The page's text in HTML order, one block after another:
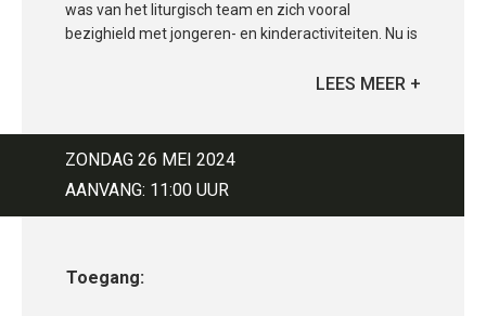
was van het liturgisch team en zich vooral
bezighield met jongeren- en kinderactiviteiten. Nu is
ontmoetingscentrum voor ongedocumenteerde
optreden op verschillende plekken, waaronder -
ZONDAG 26 MEI 2024
AANVANG: 11:00 UUR
Toegang: